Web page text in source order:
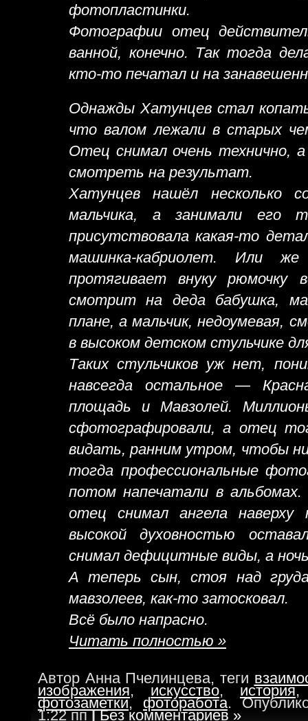
фотопластинки.
Фотографии отец
ванной, конечно. Так тогда
кто-то печатал и на
Однажды Хатунцев стал
что валом лежали в старых
Отец снимал очень технично,
смотреть на результат.
Хатунцев нашёл несколько
мальчика, а занимали его
присутствовала какая-то
машинка-кабриолет. Или
протягивает внуку рюмочку
смотрит на деда бабушка,
плане, а мальчик, недоумевая,
в высоком детском стульчике
Таких стульчиков уж нет,
навсегда остальное —
площадь и Мавзолей.
сфотографировали, а отец
видать, ранним утром, чтобы
тогда профессиональные
потом напечатали в
отец снимал ангела
высокой духовностью
снимал дефицитные виды, а
А теперь сын, стоя над
мавзолеев, как-то затосковал.
Всё было напрасно.
Читать полностью »
Автор Анна Пчелинцева, теги
изображения, искусство, история
фотозаметки, фоторабота.
1:22 пп| Без комментариев »